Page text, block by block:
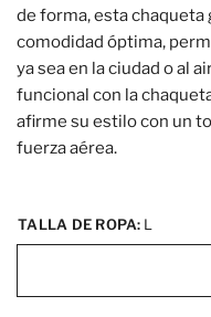
de forma, esta
comodidad óptima,
ya sea en la ciudad o al
funcional con la
afirme su estilo con un
fuerza aérea.
TALLA DE ROPA: L